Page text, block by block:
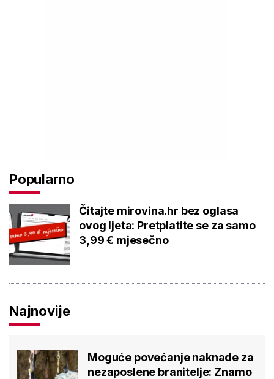
Popularno
Čitajte mirovina.hr bez oglasa
ovog ljeta: Pretplatite se za samo
3,99 € mjesečno
Najnovije
Moguće povećanje naknade za
nezaposlene branitelje: Znamo